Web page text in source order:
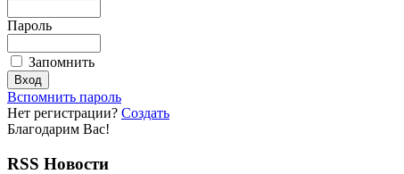
Пароль
Запомнить
Вспомнить пароль
Нет регистрации? Создать
Благодарим Вас!
RSS Новости